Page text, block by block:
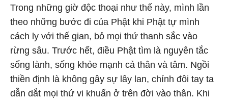
Trong những giờ độc thoại như thế này, mình lần
theo những bước đi của Phật khi Phật tự mình
cách ly với thế gian, bỏ mọi thứ thanh sắc vào
rừng sâu. Trước hết, điều Phật tìm là nguyên tắc
sống lành, sống khỏe mạnh cả thân và tâm. Ngồi
thiền định là không gây sự lây lan, chính đôi tay ta
dẫn dắt mọi thứ vi khuẩn ở trên đời vào thân. Khi